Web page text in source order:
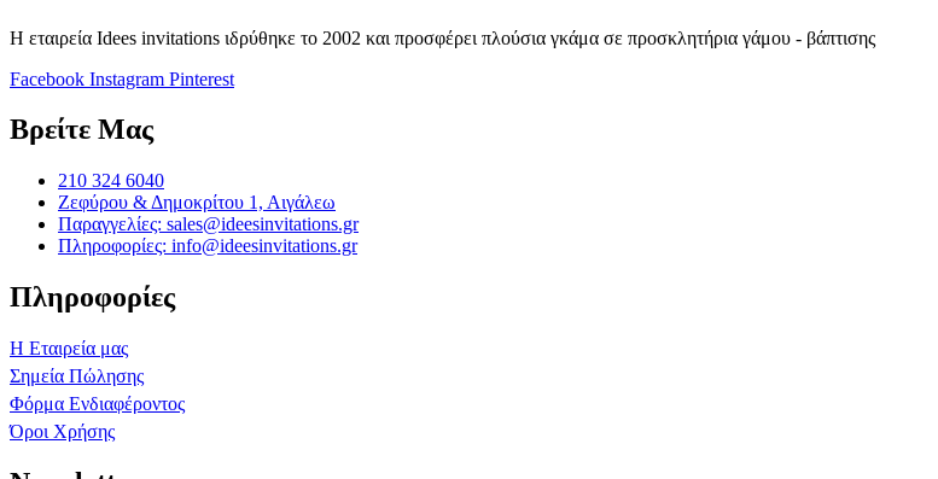
Η εταιρεία Idees invitations ιδρύθηκε το 2002 και προσφέρει πλούσια γκάμα σε προσκλητήρια γάμου - βάπτισης
Facebook Instagram Pinterest
Βρείτε Μας
210 324 6040
Ζεφύρου & Δημοκρίτου 1, Αιγάλεω
Παραγγελίες: sales@ideesinvitations.gr
Πληροφορίες: info@ideesinvitations.gr
Πληροφορίες
Η Εταιρεία μας
Σημεία Πώλησης
Φόρμα Ενδιαφέροντος
Όροι Χρήσης